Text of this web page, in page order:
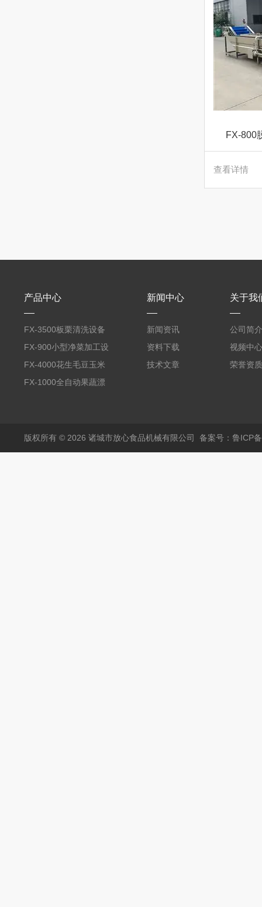
FX-800
查看详情
产品中心
FX-3500板栗清洗设备
全自动气泡清洗机
FX-900小型净菜加工设
备野菜清洗机
FX-4000花生毛豆玉米
蒸煮漂烫机
FX-1000全自动果蔬漂
新闻中心
新闻资讯
资料下载
技术文章
关于我
公司简介
视频中心
荣誉资质
版权所有 © 2026 诸城市放心食品机械有限公司 备案号：鲁ICP